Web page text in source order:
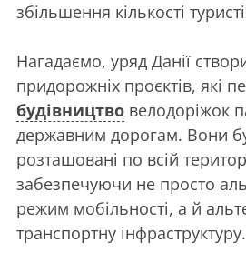
збільшення кількості
Нагадаємо, уряд Данії
придорожніх проєктів, які
будівництво велодоріжок
державним дорогам. Вони
розташовані по всій
забезпечуючи не просто
режим мобільності, а й
транспортну інфраструктуру.